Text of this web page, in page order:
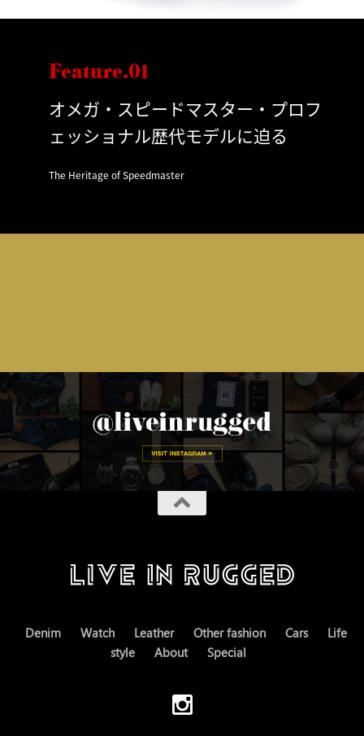
Feature.01
オメガ・スピードマスター・プロフ
ェッショナル歴代モデルに迫る
The Heritage of Speedmaster
Denim Watch Leather Other fashion Cars
Life
style
About Special